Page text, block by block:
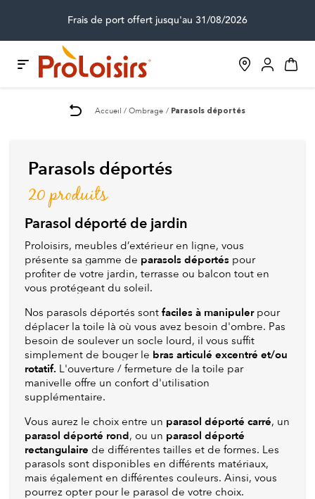
Frais de port offert jusqu'au 31/08/2026
Accueil Ombrage Parasols déportés
Parasols déportés
20 produits
Parasol déporté de jardin
Proloisirs, meubles d’extérieur en ligne, vous
présente sa gamme de parasols déportés pour
profiter de votre jardin, terrasse ou balcon tout en
vous protégeant du soleil.
Nos parasols déportés sont faciles à manipulerpour
déplacer la toile là où vous avez besoin d'ombre. Pas
besoin de soulever un socle lourd, il vous suffit
simplement de bouger le bras articulé excentré et/ou
rotatif. L'ouverture / fermeture de la toile par
manivelle offre un confort d'utilisation
supplémentaire.
Vous aurez le choix entre un parasol déporté carré, un
parasol déporté rond, ou un parasol déporté
rectangulaire de différentes tailles et de formes. Les
parasols sont disponibles en différents matériaux,
mais également en différentes couleurs. Ainsi, vous
pourrez opter pour le parasol de votre choix.